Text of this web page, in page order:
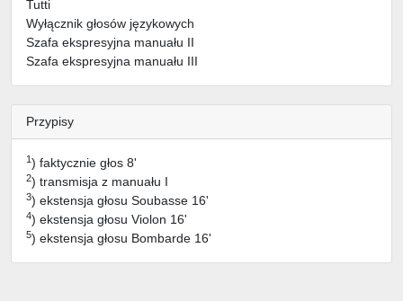
Tutti
Wyłącznik głosów językowych
Szafa ekspresyjna manuału II
Szafa ekspresyjna manuału III
Przypisy
1) faktycznie głos 8'
2) transmisja z manuału I
3) ekstensja głosu Soubasse 16'
4) ekstensja głosu Violon 16'
5) ekstensja głosu Bombarde 16'